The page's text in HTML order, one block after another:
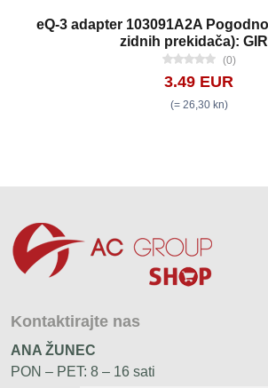
eQ-3 adapter 103091A2A
zidnih prekidača):
(0)
3.49 EUR
(= 26,30 kn)
Kontaktirajte nas
ANA ŽUNEC
PON – PET: 8 – 16 sati